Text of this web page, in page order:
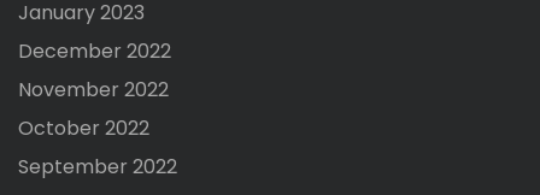
January 2023
December 2022
November 2022
October 2022
September 2022